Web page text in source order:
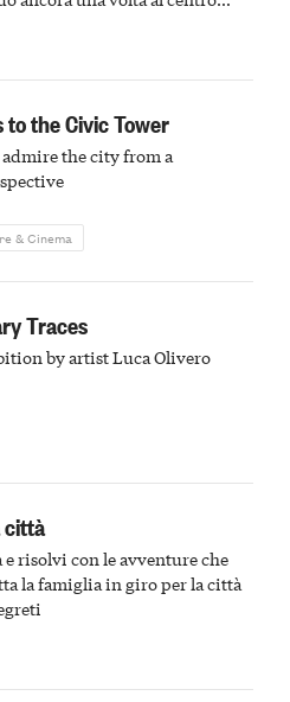
del passato astigiano
to the Civic Tower
the city from a
& Cinema
Traces
by artist Luca Olivero
città
risolvi con le avventure che
la famiglia in giro per la città